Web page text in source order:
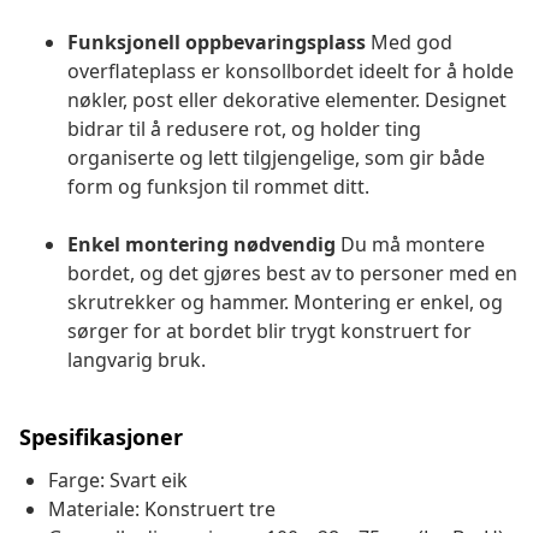
Funksjonell oppbevaringsplass Med god
overflateplass er konsollbordet ideelt for å holde
nøkler, post eller dekorative elementer. Designet
bidrar til å redusere rot, og holder ting
organiserte og lett tilgjengelige, som gir både
form og funksjon til rommet ditt.
Enkel montering nødvendig Du må montere
bordet, og det gjøres best av to personer med en
skrutrekker og hammer. Montering er enkel, og
sørger for at bordet blir trygt konstruert for
langvarig bruk.
Spesifikasjoner
Farge: Svart eik
Materiale: Konstruert tre